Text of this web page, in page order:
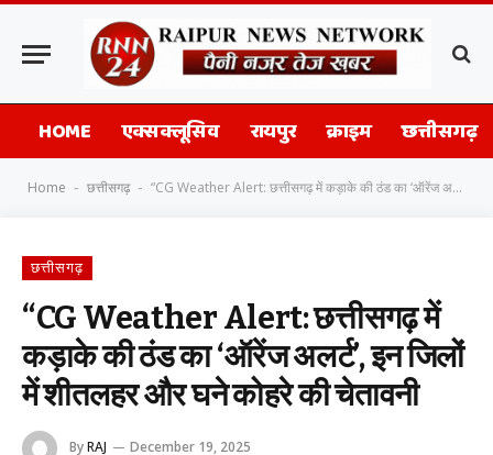
HOME एक्सक्लूसिव रायपुर क्राइम छत्तीसगढ़
Home - छत्तीसगढ़ - “CG Weather Alert: छत्तीसगढ़ में कड़ाके की ठंड का ‘ऑरेंज अलर्ट’, इन जिलों में शीतलहर और घने कोहरे की चेतावनी
छत्तीसगढ़
“CG Weather Alert: छत्तीसगढ़ में
कड़ाके की ठंड का ‘ऑरेंज अलर्ट’, इन जिलों
में शीतलहर और घने कोहरे की चेतावनी
ByRAJ December 19, 2025